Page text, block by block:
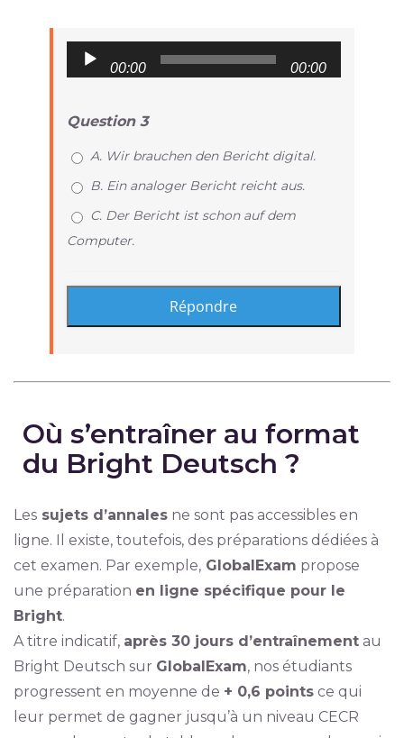
Audio
Player
00:00 00:00
Question 3
A. Wir brauchen den Bericht digital.
B. Ein analoger Bericht reicht aus.
C. Der Bericht ist schon auf dem
Computer.
Où s’entraîner au format
du Bright Deutsch ?
Lessujets d’annalesne sont pas accessibles en
ligne. Il existe, toutefois, des préparations dédiées à
cet examen. Par exemple,GlobalExam propose
une préparation en ligne spécifique pour le
Bright.
A titre indicatif, après 30 jours d’entraînementau
Bright Deutsch sur GlobalExam, nos étudiants
progressent en moyenne de + 0,6 pointsce qui
leur permet de gagner jusqu’à un niveau CECR